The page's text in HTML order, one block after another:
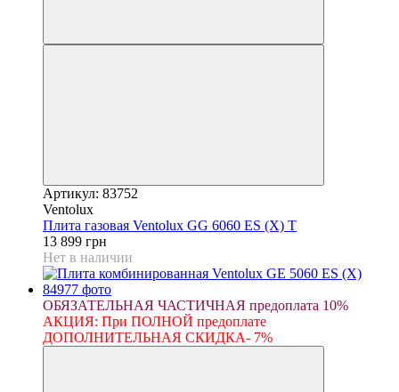
Артикул: 83752
Ventolux
Плита газовая Ventolux GG 6060 ES (X) T
13 899 грн
Нет в наличии
ОБЯЗАТЕЛЬНАЯ ЧАСТИЧНАЯ предоплата 10%
АКЦИЯ: При ПОЛНОЙ предоплате
ДОПОЛНИТЕЛЬНАЯ СКИДКА- 7%